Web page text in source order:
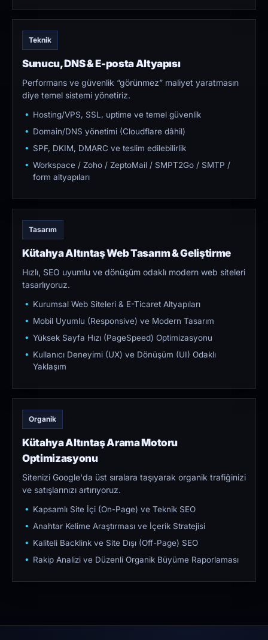
Teknik
Sunucu, DNS & E-posta Altyapısı
Performans ve güvenlik “görünmez” maliyet yaratmasın
diye temel sistemi yönetiriz.
Hosting/VPS, SSL, uptime ve temel güvenlik
Domain/DNS yönetimi (Cloudflare dâhil)
SPF, DKIM, DMARC ve teslim edilebilirlik
Workspace / Zoho / ZeptoMail / SMPT2Go / SMTP /
form altyapıları
Tasarım
Kütahya Altıntaş Web Tasarım & Geliştirme
Hızlı, SEO uyumlu ve dönüşüm odaklı modern web siteleri
tasarlıyoruz.
Kurumsal Web Siteleri & E-Ticaret Altyapıları
Mobil Uyumlu (Responsive) ve Modern Tasarım
Yüksek Sayfa Hızı (PageSpeed) Optimizasyonu
Kullanıcı Deneyimi (UX) ve Dönüşüm (UI) Odaklı
Yaklaşım
Organik
Kütahya Altıntaş Arama Motoru
Optimizasyonu
Sitenizi Google'da üst sıralara taşıyarak organik trafiğinizi
ve satışlarınızı artırıyoruz.
Kapsamlı Site İçi (On-Page) ve Teknik SEO
Anahtar Kelime Araştırması ve İçerik Stratejisi
Kaliteli Backlink ve Site Dışı (Off-Page) SEO
Rakip Analizi ve Düzenli Organik Büyüme Raporlaması